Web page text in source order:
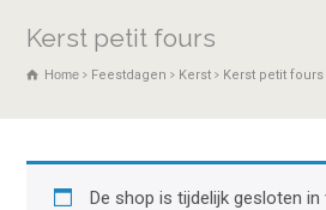
Kerst petit fours
Home Feestdagen Kerst Kerst petit fours
De shop is tijdelijk gesloten in